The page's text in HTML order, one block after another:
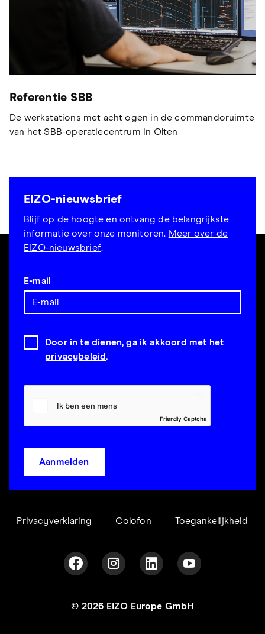
Referentie SBB
De werkstations met acht ogen in de commandoruimte
van het SBB-operatiecentrum in Olten
EIZO-nieuwsbrief
Blijf op de hoogte en ontvang de belangrijkste
informatie over onze monitoren. Meer over de
EIZO-nieuwsbrief.
E-mail
Door in te dienen, ga ik akkoord met het
privacybeleid.
Friendly Captcha
Aanmelden
Privacyverklaring Colofon Toegankelijkheid
© 2026 EIZO Europe GmbH